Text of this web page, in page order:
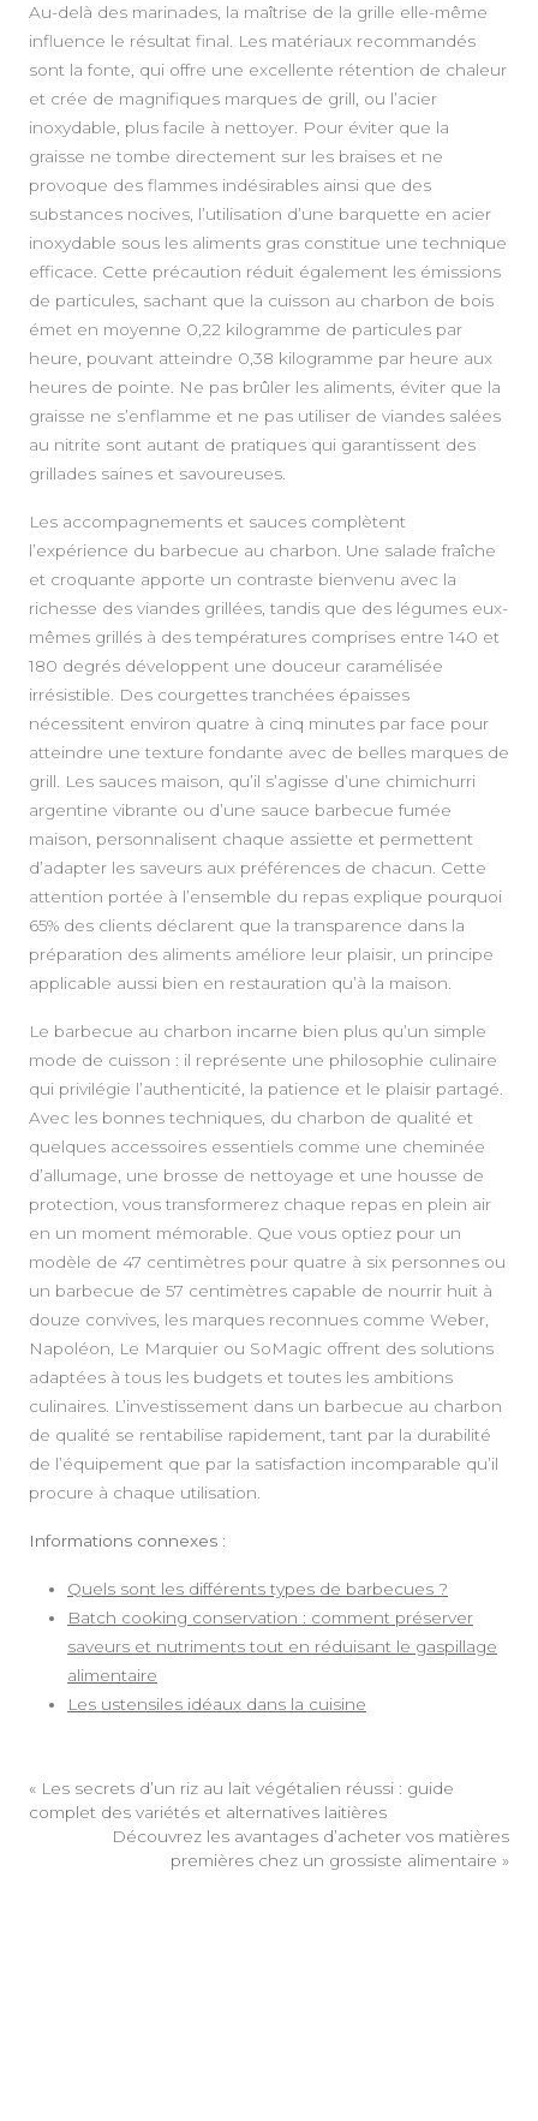
Au-delà des marinades, la maîtrise de la grille elle-même
influence le résultat final. Les matériaux recommandés
sont la fonte, qui offre une excellente rétention de chaleur
et crée de magnifiques marques de grill, ou l’acier
inoxydable, plus facile à nettoyer. Pour éviter que la
graisse ne tombe directement sur les braises et ne
provoque des flammes indésirables ainsi que des
substances nocives, l’utilisation d’une barquette en acier
inoxydable sous les aliments gras constitue une technique
efficace. Cette précaution réduit également les émissions
de particules, sachant que la cuisson au charbon de bois
émet en moyenne 0,22 kilogramme de particules par
heure, pouvant atteindre 0,38 kilogramme par heure aux
heures de pointe. Ne pas brûler les aliments, éviter que la
graisse ne s’enflamme et ne pas utiliser de viandes salées
au nitrite sont autant de pratiques qui garantissent des
grillades saines et savoureuses.
Les accompagnements et sauces complètent
l’expérience du barbecue au charbon. Une salade fraîche
et croquante apporte un contraste bienvenu avec la
richesse des viandes grillées, tandis que des légumes eux-
mêmes grillés à des températures comprises entre 140 et
180 degrés développent une douceur caramélisée
irrésistible. Des courgettes tranchées épaisses
nécessitent environ quatre à cinq minutes par face pour
atteindre une texture fondante avec de belles marques de
grill. Les sauces maison, qu’il s’agisse d’une chimichurri
argentine vibrante ou d’une sauce barbecue fumée
maison, personnalisent chaque assiette et permettent
d’adapter les saveurs aux préférences de chacun. Cette
attention portée à l’ensemble du repas explique pourquoi
65% des clients déclarent que la transparence dans la
préparation des aliments améliore leur plaisir, un principe
applicable aussi bien en restauration qu’à la maison.
Le barbecue au charbon incarne bien plus qu’un simple
mode de cuisson : il représente une philosophie culinaire
qui privilégie l’authenticité, la patience et le plaisir partagé.
Avec les bonnes techniques, du charbon de qualité et
quelques accessoires essentiels comme une cheminée
d’allumage, une brosse de nettoyage et une housse de
protection, vous transformerez chaque repas en plein air
en un moment mémorable. Que vous optiez pour un
modèle de 47 centimètres pour quatre à six personnes ou
un barbecue de 57 centimètres capable de nourrir huit à
douze convives, les marques reconnues comme Weber,
Napoléon, Le Marquier ou SoMagic offrent des solutions
adaptées à tous les budgets et toutes les ambitions
culinaires. L’investissement dans un barbecue au charbon
de qualité se rentabilise rapidement, tant par la durabilité
de l’équipement que par la satisfaction incomparable qu’il
procure à chaque utilisation.
Informations connexes :
Quels sont les différents types de barbecues ?
Batch cooking conservation : comment préserver
saveurs et nutriments tout en réduisant le gaspillage
alimentaire
Les ustensiles idéaux dans la cuisine
« Les secrets d’un riz au lait végétalien réussi : guide
complet des variétés et alternatives laitières
Découvrez les avantages d’acheter vos matières
premières chez un grossiste alimentaire »